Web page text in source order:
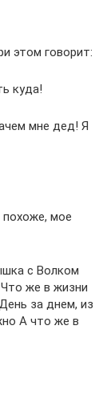
этом говорит:
куда!
мне дед! Я
похоже, мое
с Волком
же в жизни
за днем, из
А что же в